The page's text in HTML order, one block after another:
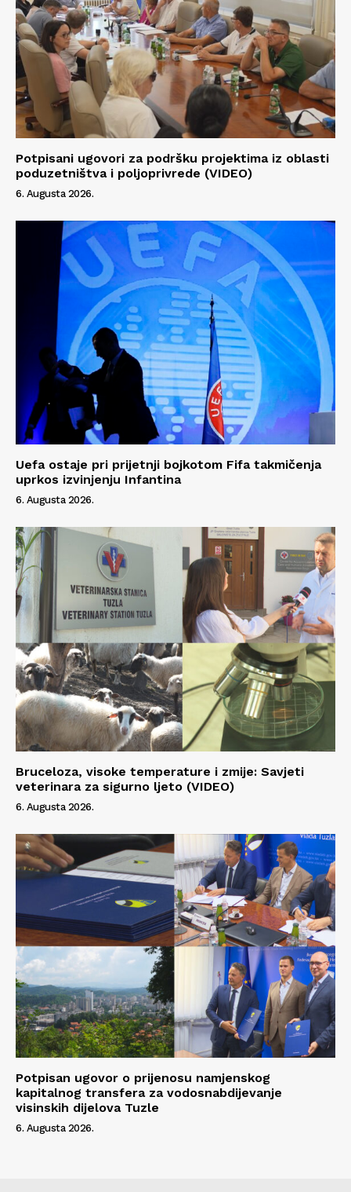
Info
O nama
Kontakt
Impressum
Potpisani ugovori za podršku projektima iz oblasti
poduzetništva i poljoprivrede (VIDEO)
6. Augusta 2026.
Uefa ostaje pri prijetnji bojkotom Fifa takmičenja
uprkos izvinjenju Infantina
6. Augusta 2026.
Bruceloza, visoke temperature i zmije: Savjeti
veterinara za sigurno ljeto (VIDEO)
6. Augusta 2026.
Potpisan ugovor o prijenosu namjenskog
kapitalnog transfera za vodosnabdijevanje
visinskih dijelova Tuzle
6. Augusta 2026.